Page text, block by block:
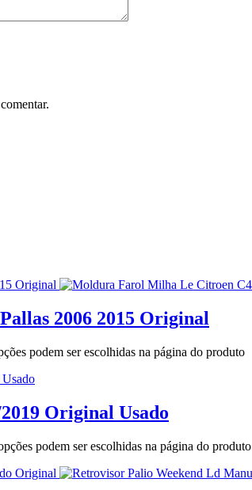
2006 2015 Original
podem ser escolhidas na página do produto
Original Usado
podem ser escolhidas na página do produto